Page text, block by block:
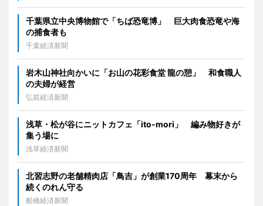
千葉県立中央博物館で「ちば恐竜博」 巨大肉食恐竜や海
の捕食者も
千葉経済新聞
岩木山神社向かいに「お山の花彩食堂 龍の憩」 和食職人
の夫婦が経営
弘前経済新聞
浅草・松が谷にニットカフェ「ito-mori」 編み物好きが
集う場に
浅草経済新聞
北習志野の老舗精肉店「鳥吉」が創業170周年 幕末から
続くのれん守る
船橋経済新聞